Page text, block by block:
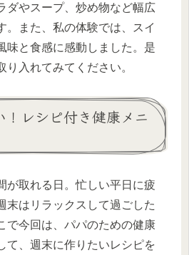
ダやスープ、炒め物など幅広
。また、私の体験では、スイ
味と食感に感動しました。是
入れてみてください。
！レシピ付き健康メニ
が取れる日。忙しい平日に疲
末はリラックスして過ごした
で今回は、パパのための健康
て、週末に作りたいレシピを